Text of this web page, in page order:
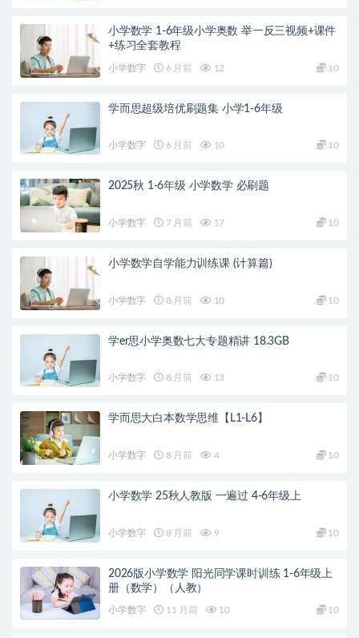
小学数学 1-6年级小学奥数 举一反三视频+课件
+练习全套教程
小学数字 6 月前 12 10
学而思超级培优刷题集 小学1-6年级
小学数字 6 月前 10 10
2025秋 1-6年级 小学数学 必刷题
小学数字 7 月前 17 10
小学数学自学能力训练课 (计算篇)
小学数字 8 月前 10 10
学er思小学奥数七大专题精讲 18.3GB
小学数字 8 月前 13 10
学而思大白本数学思维【L1-L6】
小学数字 8 月前 4 10
小学数学 25秋人教版 一遍过 4-6年级上
小学数字 8 月前 9 10
2026版小学数学 阳光同学课时训练 1-6年级上
册（数学）（人教）
小学数字 11 月前 10 10